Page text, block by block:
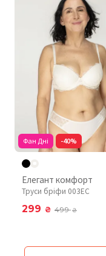
Фан Дні -40%
Елегант комфорт
Труси бріфи 003EC
299 ₴ 499₴